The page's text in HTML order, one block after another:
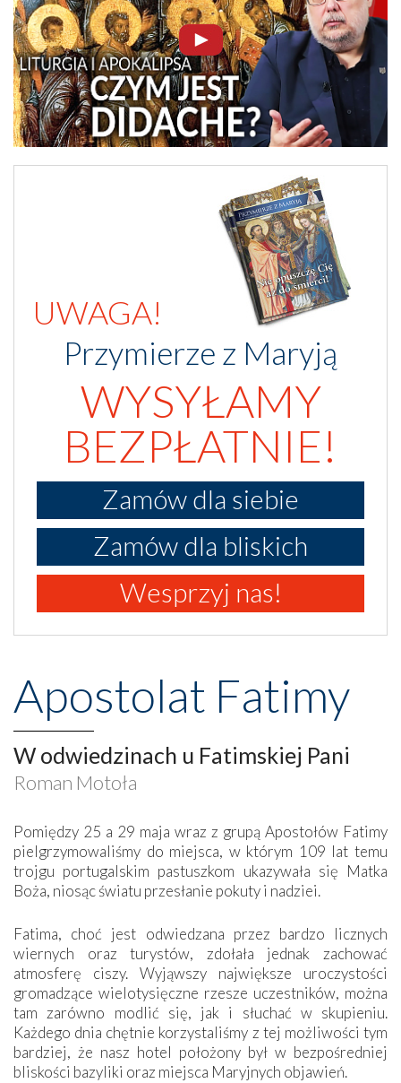
UWAGA!
Przymierze z Maryją
WYSYŁAMY
BEZPŁATNIE!
Zamów dla siebie
Zamów dla bliskich
Wesprzyj nas!
Apostolat Fatimy
W odwiedzinach u Fatimskiej Pani
Roman Motoła
Pomiędzy 25 a 29 maja wraz z grupą Apostołów Fatimy
pielgrzymowaliśmy do miejsca, w którym 109 lat temu
trojgu portugalskim pastuszkom ukazywała się Matka
Boża, niosąc światu przesłanie pokuty i nadziei.
Fatima, choć jest odwiedzana przez bardzo licznych
wiernych oraz turystów, zdołała jednak zachować
atmosferę ciszy. Wyjąwszy największe uroczystości
gromadzące wielotysięczne rzesze uczestników, można
tam zarówno modlić się, jak i słuchać w skupieniu.
Każdego dnia chętnie korzystaliśmy z tej możliwości tym
bardziej, że nasz hotel położony był w bezpośredniej
bliskości bazyliki oraz miejsca Maryjnych objawień.